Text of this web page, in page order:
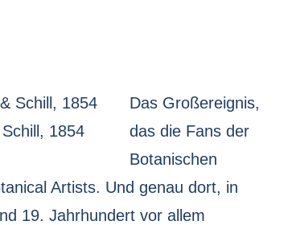
1854
Das Großereignis,
das die Fans der
Botanischen
Artists. Und genau dort, in
19. Jahrhundert vor allem